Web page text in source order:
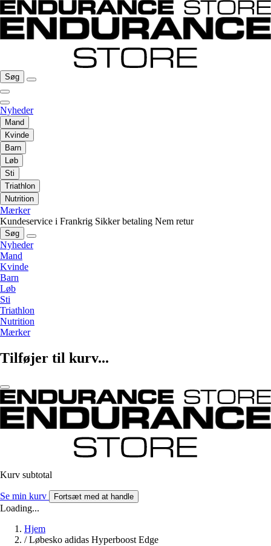
Søg
Nyheder
Mand
Kvinde
Barn
Løb
Sti
Triathlon
Nutrition
Mærker
Kundeservice i Frankrig Sikker betaling Nem retur
Søg
Nyheder
Mand
Kvinde
Barn
Løb
Sti
Triathlon
Nutrition
Mærker
Tilføjer til kurv...
Kurv subtotal
Se min kurv Fortsæt med at handle
Loading...
Hjem
/ Løbesko adidas Hyperboost Edge